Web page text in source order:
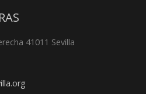
41011 Sevilla